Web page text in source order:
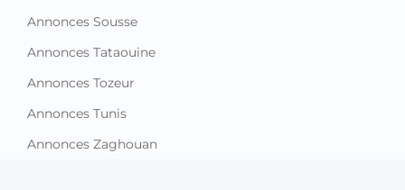
Annonces Sousse
Annonces Tataouine
Annonces Tozeur
Annonces Tunis
Annonces Zaghouan